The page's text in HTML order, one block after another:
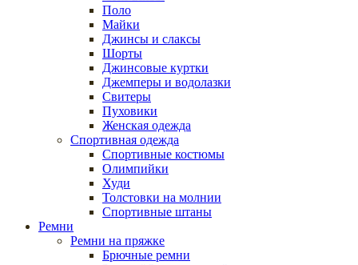
Поло
Майки
Джинсы и слаксы
Шорты
Джинсовые куртки
Джемперы и водолазки
Свитеры
Пуховики
Женская одежда
Спортивная одежда
Спортивные костюмы
Олимпийки
Худи
Толстовки на молнии
Спортивные штаны
Ремни
Ремни на пряжке
Брючные ремни